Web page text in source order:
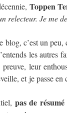
Toppen
relecteur. Je me
blog, c’est un
les autres
preuve, leur
et je passe
pas de